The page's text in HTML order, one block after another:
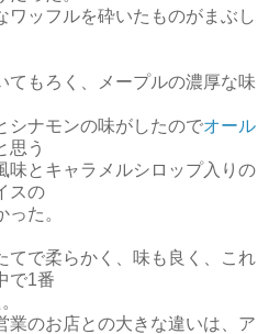
ワッフルを砕いたものがまぶし
てもろく、メープルの濃厚な味
シナモンの味がしたのでオール
思う
味とキャラメルシロップ入りの
スの
た。
てで柔らかく、味も良く、これ
で1番
業のお店との大きな違いは、ア